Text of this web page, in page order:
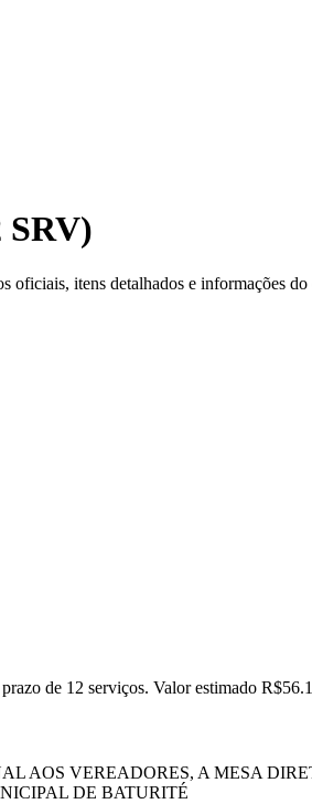
SRV)
itens detalhados e informações do
de 12 serviços. Valor estimado
AOS VEREADORES, A MESA
DE BATURITÉ